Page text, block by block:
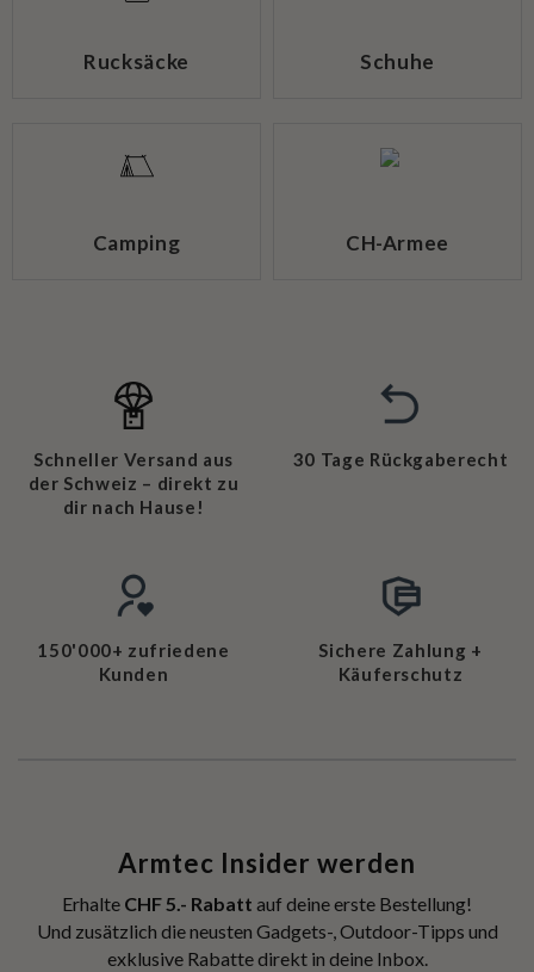
Rucksäcke Schuhe
Camping CH-Armee
Schneller Versand aus
der Schweiz – direkt zu
dir nach Hause!
30 Tage Rückgaberecht
150'000+ zufriedene
Kunden
Sichere Zahlung +
Käuferschutz
Armtec Insider werden
Erhalte CHF 5.- Rabatt auf deine erste Bestellung!
Und zusätzlich die neusten Gadgets-, Outdoor-Tipps und
exklusive Rabatte direkt in deine Inbox.